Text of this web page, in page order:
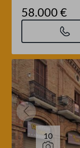
58.000 €
10